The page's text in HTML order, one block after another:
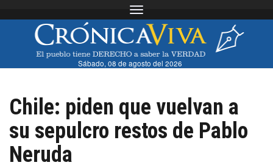
Toggle navigation
Sábado, 08 de agosto del 2026
Chile: piden que vuelvan a
su sepulcro restos de Pablo
Neruda